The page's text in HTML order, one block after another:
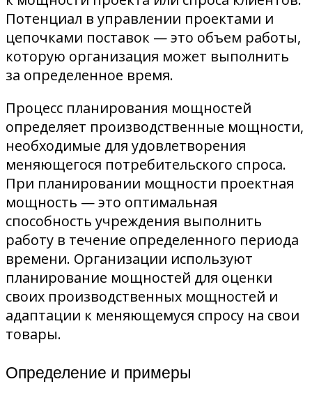
Потенциал в управлении проектами и
цепочками поставок — это объем работы,
которую организация может выполнить
за определенное время.
Процесс планирования мощностей
определяет производственные мощности,
необходимые для удовлетворения
меняющегося потребительского спроса.
При планировании мощности проектная
мощность — это оптимальная
способность учреждения выполнить
работу в течение определенного периода
времени. Организации используют
планирование мощностей для оценки
своих производственных мощностей и
адаптации к меняющемуся спросу на свои
товары.
Определение и примеры